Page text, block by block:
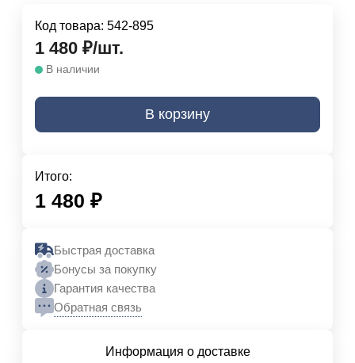
Код товара: 542-895
1 480 ₽/шт.
В наличии
В корзину
Итого:
1 480 ₽
Быстрая доставка
Бонусы за покупку
Гарантия качества
Обратная связь
Информация о доставке